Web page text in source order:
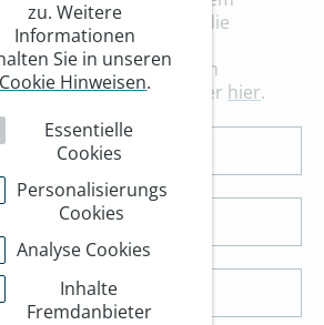
Sie bitte unbedingt auf die
und auf die
Bitte klicken Sie zum
Newsletter-Verteiler hier.
zu. Weitere
Informationen
Sie in unseren
Cookie Hinweisen.
Essentielle
Cookies
Personalisierungs
Cookies
Analyse Cookies
Inhalte
Fremdanbieter